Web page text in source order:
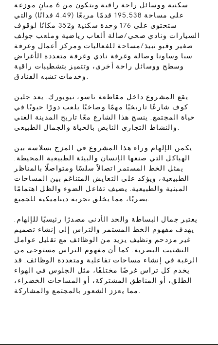
سكنية ووسائل راحة راقية ويتكون من 6 مبانٍ موزعة
على مساحة 195,538 قدمًا مربعًا (4.49 فدانًا) والتي
ستحتوي على 176 وحدة سكنية و352 مكانًا لوقوف
السيارات ونادي صحي/صالة ألعاب رياضية وملعب جولف
صغير وقبو نبيذ/مساحة للفعاليات ومركز أعمال وغرفة
سبا وساونا وصالة وغرفة نادي وغرفة متعددة الأغراض
وسطح ووسائل راحة أخرى، وتتميز بتشطيبات راقية
وخدمات تشبه الفنادق.
يقع المشروع داخل مقاطعة ناسو، نيويورك. يعد جلين
كوف شارعًا تاريخيًا مهمًا وصاخبًا يلعب دورًا حيويًا في
حياة المجتمع. ينسج هذا الشارع معًا تاريخ المدينة الغني
والنشاط التجاري النابض بالحياة والجمال الطبيعي.
يكمن الإلهام وراء هذا المشروع في المزج بسلاسة بين
الهياكل التي صنعها الإنسان والبيئة الطبيعية المحيطة.
يمثل الخط المستمر اتصالاً سلسًا ومتواصلًا بالمناظر
الطبيعية، ويؤكد على التعايش المتناغم بين المساحات
المبنية والطبيعية. يضيف تفاعل الضوء والظل اهتمامًا
بصريًا، مما يخلق تجربة ديناميكية للجميع.
يعتبر جمال البساطة والحد الأدنى مصدرًا رئيسيًا للإلهام.
يهدف مفهوم الخط المستمر والتراس إلى إنشاء تصميم
غير مزدحم ونظيف يزيد من الوظائف مع تقليل عوامل
التشتيت البصرية. كما أن مفهوم التراس مستوحى من
الرغبة في إنشاء مساحات تفاعلية ومتعددة الوظائف. قد
يخدم كل تراس غرضًا مختلفًا، مثل الجلوس في الهواء
الطلق، أو المناطق المشتركة، أو المساحات الخضراء،
مما يعزز الشعور بالمجتمع والمشاركة.